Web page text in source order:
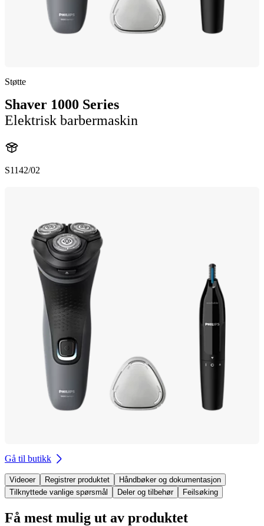
Støtte
Shaver 1000 Series
Elektrisk barbermaskin
S1142/02
Gå til butikk
Videoer Registrer produktet
Håndbøker og dokumentasjon
Tilknyttede vanlige spørsmål
Deler og tilbehør Feilsøking
Få mest mulig ut av produktet